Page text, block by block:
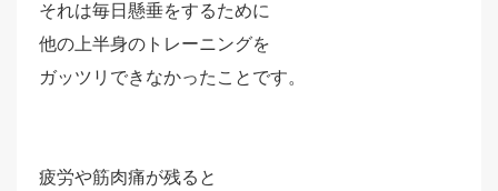
それは毎日懸垂をするために
他の上半身のトレーニングを
ガッツリできなかったことです。
疲労や筋肉痛が残ると